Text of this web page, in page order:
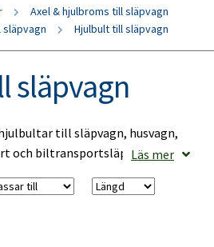
Axel & hjulbroms till släpvagn
släpvagn
Hjulbult till släpvagn
släpvagn
till släpvagn, husvagn,
och biltransportsläp.
hjulet ska sitta säkert
fälg och nav. Se nedan
Läs mer